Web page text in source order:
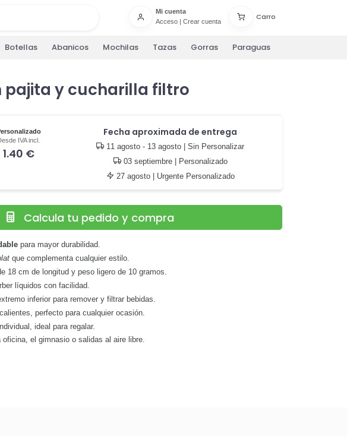
Mi cuenta
Acceso| Crear cuenta
Carro
Botellas Abanicos Mochilas Tazas Gorras Paraguas
pajita y cucharilla filtro
IVA incl.
1.40 €
Fecha aproximada de entrega
11 agosto - 13 agosto | Sin Personalizar
03 septiembre| Personalizado
27 agosto| Urgente Personalizado
Calcula tu pedido y compra
para mayor durabilidad.
que complementa cualquier estilo.
18 cm de longitud y peso ligero de 10 gramos.
líquidos con facilidad.
inferior para remover y filtrar bebidas.
perfecto para cualquier ocasión.
ideal para regalar.
el gimnasio o salidas al aire libre.